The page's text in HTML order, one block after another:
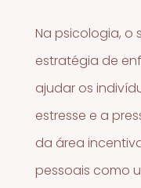
Na psicologia, o
estratégia de
ajudar os
estresse e a
da área
pessoais como